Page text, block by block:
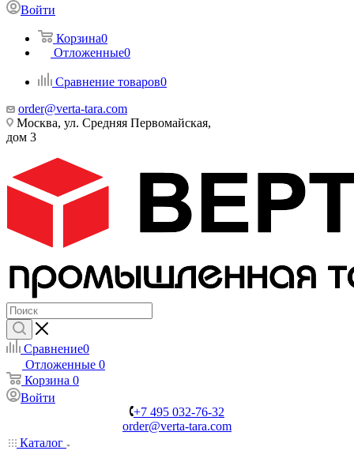
Войти
Корзина0
Отложенные0
Сравнение товаров0
order@verta-tara.com
Москва, ул. Средняя Первомайская,
дом 3
Сравнение0
Отложенные 0
Корзина 0
Войти
+7 495 032-76-32
order@verta-tara.com
Каталог